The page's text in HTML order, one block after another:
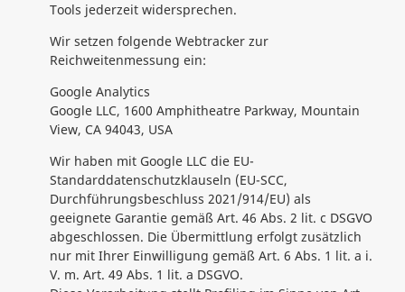
Tools jederzeit widersprechen.
Wir setzen folgende Webtracker zur
Reichweitenmessung ein:
Google Analytics
Google LLC, 1600 Amphitheatre Parkway, Mountain
View, CA 94043, USA
Wir haben mit Google LLC die EU-
Standarddatenschutzklauseln (EU-SCC,
Durchführungsbeschluss 2021/914/EU) als
geeignete Garantie gemäß Art. 46 Abs. 2 lit. c DSGVO
abgeschlossen. Die Übermittlung erfolgt zusätzlich
nur mit Ihrer Einwilligung gemäß Art. 6 Abs. 1 lit. a i.
V. m. Art. 49 Abs. 1 lit. a DSGVO.